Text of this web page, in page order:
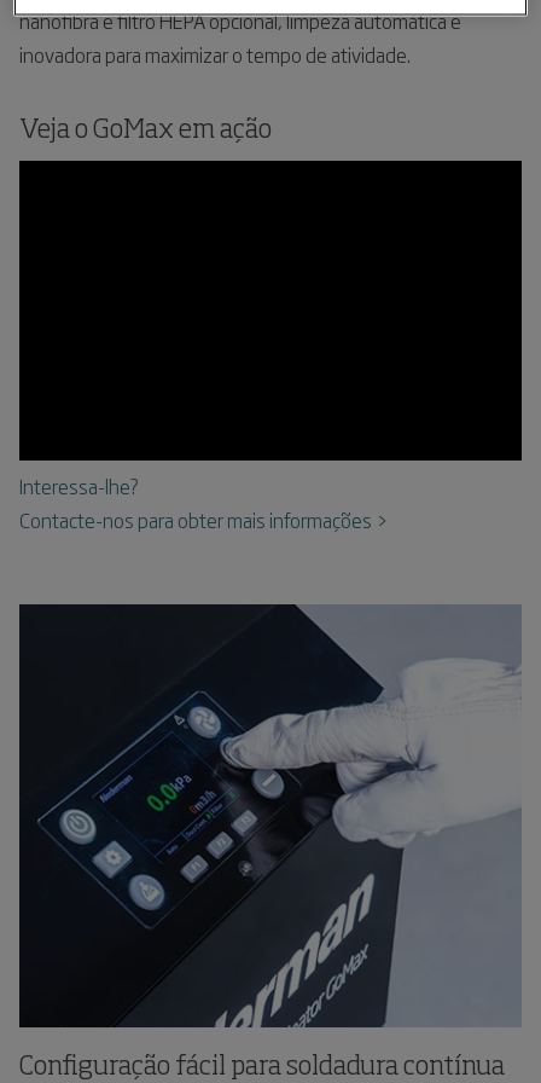
nanofibra e filtro HEPA opcional, limpeza automática e
inovadora para maximizar o tempo de atividade.
Veja o GoMax em ação
Interessa-lhe?
Contacte-nos para obter mais informações >
Configuração fácil para soldadura contínua